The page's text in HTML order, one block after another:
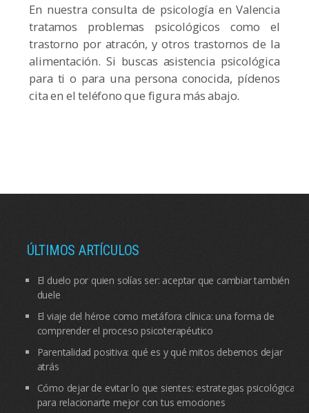
En nuestra consulta de psicología en Valencia
tratamos problemas psicológicos como el
trastorno por atracón, y otros trastornos de la
alimentación. Si buscas asistencia psicológica
para ti o para una persona conocida, pídenos
cita en el teléfono que figura más abajo.
ÚLTIMOS ARTÍCULOS
El duelo por quien solías ser: aceptar que cambiar también
duele
El viaje del héroe como metáfora clínica: una forma de
comprender el proceso psicoterapéutico
Parentalidad positiva: qué es y qué mitos debemos dejar
atrás
Cómo dejar de evitar lo que sientes: estrategias psicológicas
para relacionarte mejor con tus emociones